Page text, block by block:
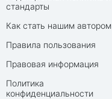
стандарты
Как стать нашим автором
Правила пользования
Правовая информация
Политика
конфиденциальности